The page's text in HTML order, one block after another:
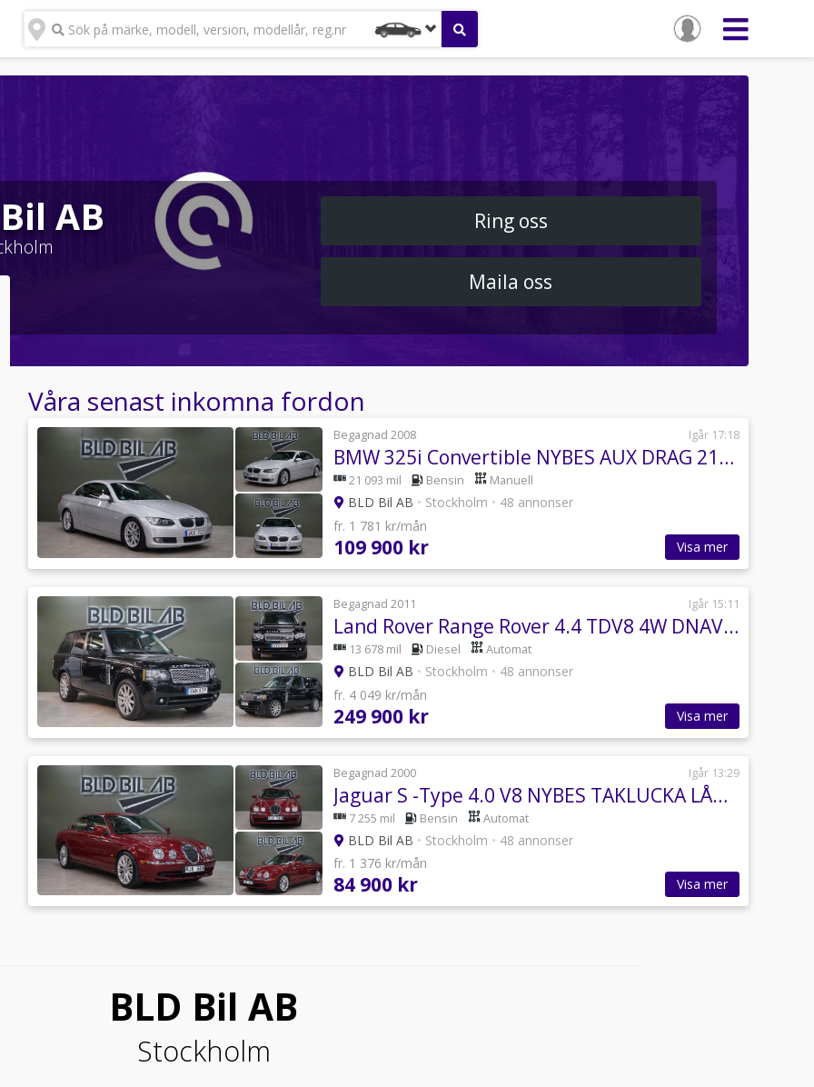
Sök på märke, modell, version, modellår, reg.nr
AB Ring oss
Maila oss
Våra senast inkomna fordon
Begagnad 2008 Igår 17:18
BMW 325i Convertible NYBES AUX DRAG 218HK
21 093 mil Bensin Manuell
BLD Bil AB • Stockholm • 48 annonser
fr. 1 781 kr/mån
109 900 kr Visa mer
Begagnad 2011 Igår 15:11
Land Rover Range Rover 4.4 TDV8 4W DNAVI B-KAMERA NYBES DRAG 313HK
13 678 mil Diesel Automat
BLD Bil AB • Stockholm • 48 annonser
fr. 4 049 kr/mån
249 900 kr Visa mer
Begagnad 2000 Igår 13:29
Jaguar S -Type 4.0 V8 NYBES TAKLUCKA LÅGAMILM-VÄRMARE 276HK
7 255 mil Bensin Automat
BLD Bil AB • Stockholm • 48 annonser
fr. 1 376 kr/mån
84 900 kr Visa mer
BLD Bil AB
Stockholm